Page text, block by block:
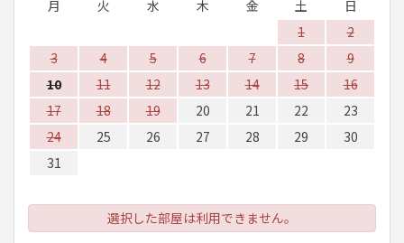
月
火 水 木 金 土
日
1
2
3
4 5 6 7 8
9
10
11 12 13 14 15
16
17
18 19 20 21 22
23
24
25 26 27 28 29
30
31
選択した部屋は利用できません。